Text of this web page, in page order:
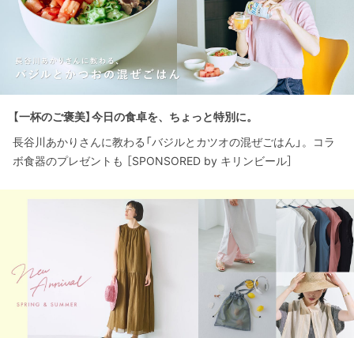
【一杯のご褒美】今日の食卓を、ちょっと特別に。
長谷川あかりさんに教わる「バジルとカツオの混ぜごはん」。コラ
ボ食器のプレゼントも ［SPONSORED by キリンビール］